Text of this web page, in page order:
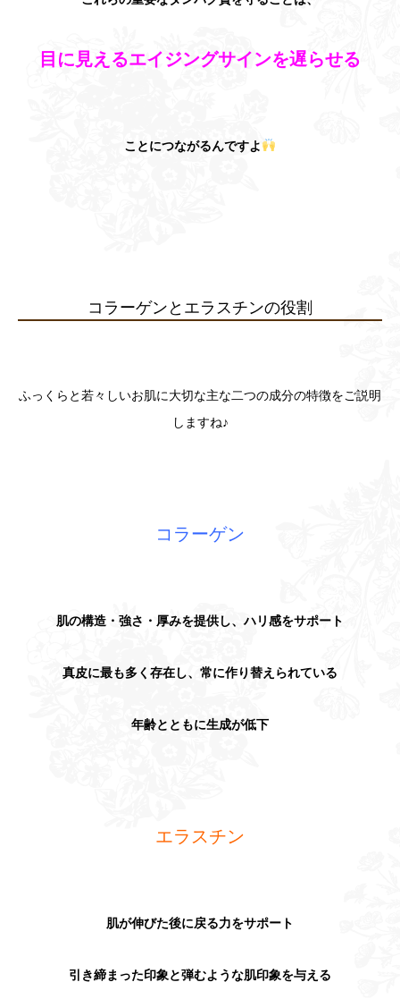
目に見えるエイジングサインを遅らせる
ことにつながるんですよ
コラーゲンとエラスチンの役割
ふっくらと若々しいお肌に大切な主な二つの成分の特徴をご説明
しますね♪
コラーゲン
肌の構造・強さ・厚みを提供し、ハリ感をサポート
真皮に最も多く存在し、常に作り替えられている
年齢とともに生成が低下
エラスチン
肌が伸びた後に戻る力をサポート
引き締まった印象と弾むような肌印象を与える